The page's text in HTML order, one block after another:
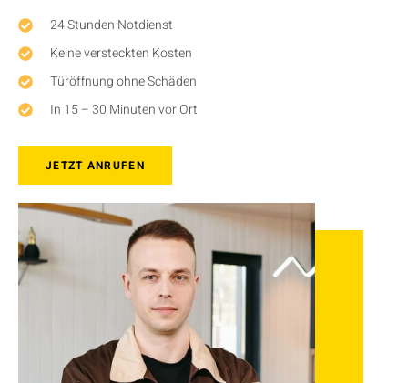
24 Stunden Notdienst
Keine versteckten Kosten
Türöffnung ohne Schäden
In 15 – 30 Minuten vor Ort
JETZT ANRUFEN